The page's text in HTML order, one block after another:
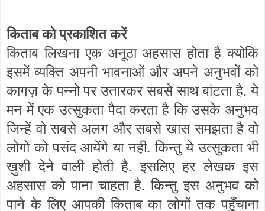
किताब को प्रकाशित करें
किताब लिखना एक अनूठा अहसास होता है क्योकि
इसमें व्यक्ति अपनी भावनाओं और अपने अनुभवों को
कागज़ के पन्नो पर उतारकर सबसे साथ बांटता है. ये
मन में एक उत्सुकता पैदा करता है कि उसके अनुभव
जिन्हें वो सबसे अलग और सबसे खास समझता है वो
लोगो को पसंद आयेंगे या नही. किन्तु ये उत्सुकता भी
ख़ुशी देने वाली होती है. इसलिए हर लेखक इस
अहसास को पाना चाहता है. किन्तु इस अनुभव को
पाने के लिए आपकी किताब का लोगों तक पहुँचाना